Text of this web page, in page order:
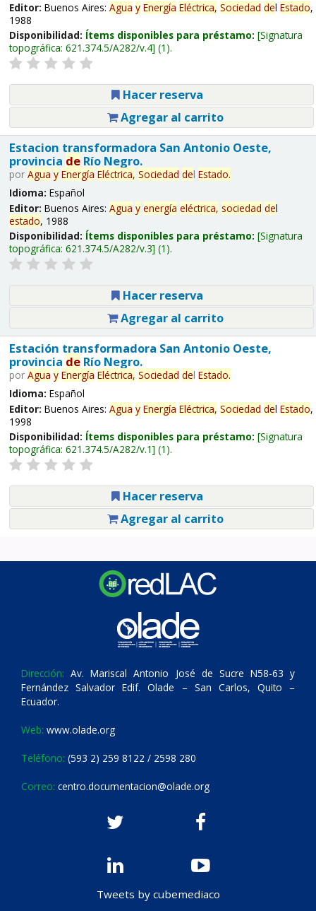
Editor: Buenos Aires: Agua y Energía Eléctrica, Sociedad del Estado,
1988
Disponibilidad: Ítems disponibles para préstamo: Signatura
topográfica: 621.374.5/A282/v.4 (1).
Hacer reserva
Agregar al carrito
Estacion transformadora San Antonio Oeste,
provincia deRío Negro.
por Agua y Energía Eléctrica, Sociedad del Estado.
Idioma: Español
Editor: Buenos Aires: Agua y energía eléctrica, sociedad del
estado, 1988
Disponibilidad: Ítems disponibles para préstamo: Signatura
topográfica: 621.374.5/A282/v.3 (1).
Hacer reserva
Agregar al carrito
Estación transformadora San Antonio Oeste,
provincia deRío Negro.
por Agua y Energía Eléctrica, Sociedad del Estado.
Idioma: Español
Editor: Buenos Aires: Agua y Energía Eléctrica, Sociedad del Estado,
1998
Disponibilidad: Ítems disponibles para préstamo: Signatura
topográfica: 621.374.5/A282/v.1 (1).
Hacer reserva
Agregar al carrito
Dirección: Av. Mariscal Antonio José de Sucre N58-63 y
Fernández Salvador Edif. Olade – San Carlos, Quito –
Ecuador.
Web: www.olade.org
Teléfono: (593 2) 259 8122 / 2598 280
Correo: centro.documentacion@olade.org
Tweets by cubemediaco